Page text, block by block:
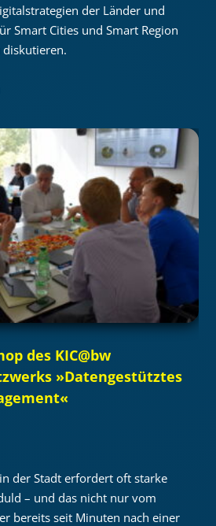
der Länder und
Smart Cities und Smart Region
des KIC@bw
»Datengestütztes
der Stadt erfordert oft starke
– und das nicht nur vom
bereits seit Minuten nach einer